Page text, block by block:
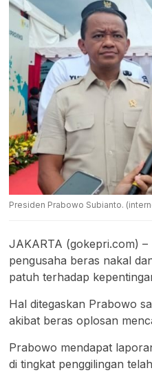
Presiden Prabowo Subianto.
JAKARTA (gokepri.com)
pengusaha beras nakal
patuh terhadap
Hal ditegaskan Prabowo
akibat beras oplosan
Prabowo mendapat
di tingkat penggilingan